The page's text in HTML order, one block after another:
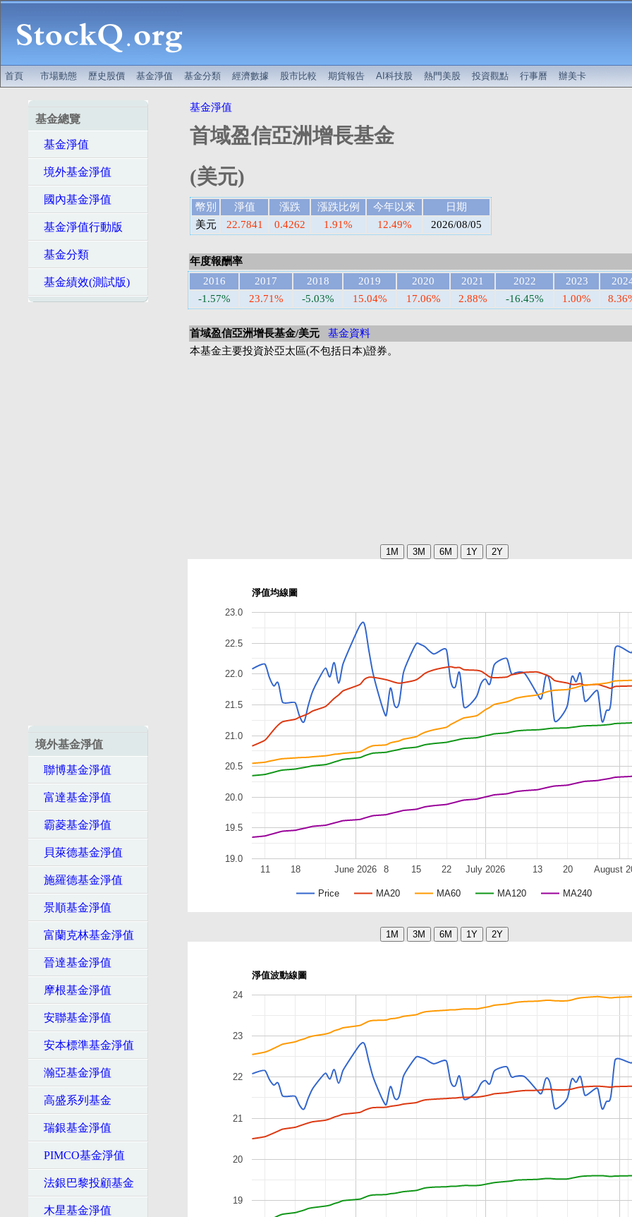
首頁 市場動態 歷史股價 基金淨值 基金分類 經濟數據 股市比較 期貨報告 AI科技股 熱門美股 投資觀點 行事曆 辦美卡
基金總覽
基金淨值
境外基金淨值
國內基金淨值
基金淨值行動版
基金分類
基金績效(測試版)
境外基金淨值
聯博基金淨值
富達基金淨值
霸菱基金淨值
貝萊德基金淨值
施羅德基金淨值
景順基金淨值
富蘭克林基金淨值
晉達基金淨值
摩根基金淨值
安聯基金淨值
安本標準基金淨值
瀚亞基金淨值
高盛系列基金
瑞銀基金淨值
PIMCO基金淨值
法銀巴黎投顧基金
木星基金淨值
基金淨值
首域盈信亞洲增長基金
(美元)
幣別 淨值 漲跌 漲跌比例 今年以來
日期
美元
22.7841 0.4262 1.91% 12.49% 2026/08/05
年度報酬率
2016
2017 2018 2019 2020 2021 2022 2023
-1.57%
23.71% -5.03% 15.04% 17.06% 2.88% -16.45% 1.00%
首域盈信亞洲增長基金/美元
基金資料
本基金主要投資於亞太區(不包括日本)證券。
淨值均線圖
Price MA20 MA60 MA120 MA240
June 2026 July 2026 August
11 18 8 15 22 13 20
19.0
19.5
20.0
20.5
21.0
21.5
22.0
22.5
23.0
淨值波動線圖
19
20
21
22
23
24